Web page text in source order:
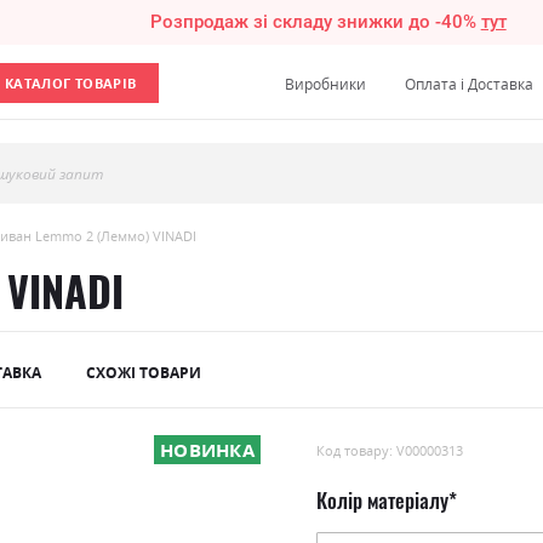
Розпродаж зі складу знижки до -40% тут
КАТАЛОГ ТОВАРІВ Виробники Оплата і Доставка
запит
Lemmo 2 (Леммо) VINADI
СХОЖІ ТОВАРИ
НОВИНКА Код товару: V00000313
Колір матеріалу